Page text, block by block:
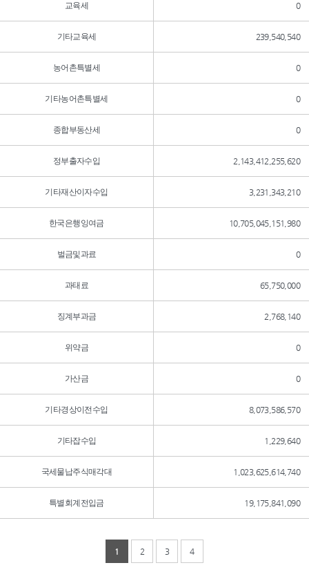
교육세 0
기타교육세 239,540,540
농어촌특별세 0
기타농어촌특별세 0
종합부동산세 0
정부출자수입 2,143,412,255,620
기타재산이자수입 3,231,343,210
한국은행잉여금 10,705,045,151,980
벌금및과료 0
과태료 65,750,000
징계부과금 2,768,140
위약금 0
가산금 0
기타경상이전수입 8,073,586,570
기타잡수입 1,229,640
국세물납주식매각대 1,023,625,614,740
특별회계전입금 19,175,841,090
1 2 3 4